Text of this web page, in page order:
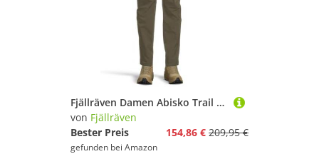
Fjällräven Damen Abisko Trail Stretch Hose, Deep Forest, 44/R
von Fjällräven
Bester Preis
154,86 € 209,95 €
gefunden bei Amazon